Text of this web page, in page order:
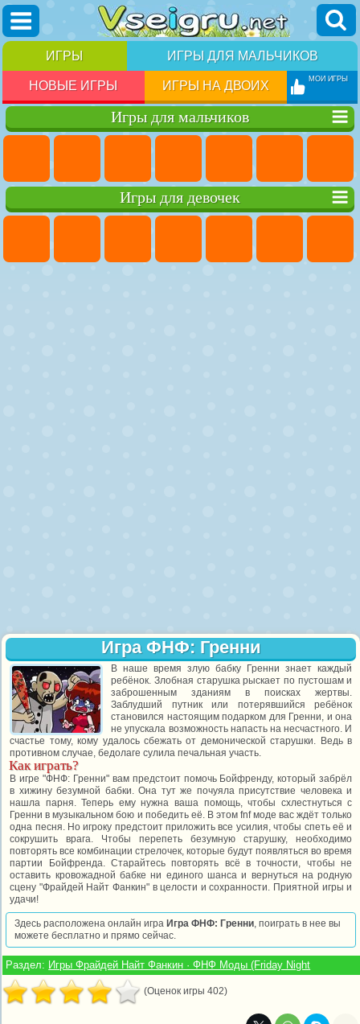
ИГРЫ ИГРЫ ДЛЯ МАЛЬЧИКОВ
НОВЫЕ ИГРЫ ИГРЫ НА ДВОИХ МОИ ИГРЫ
Игры для мальчиков
Игры для девочек
Игра ФНФ: Гренни
В наше время злую бабку Гренни знает каждый
ребёнок. Злобная старушка рыскает по пустошам и
заброшенным зданиям в поисках жертвы.
Заблудший путник или потерявшийся ребёнок
становился настоящим подарком для Гренни, и она
не упускала возможность напасть на несчастного. И
счастье тому, кому удалось сбежать от демонической старушки. Ведь в
противном случае, бедолаге сулила печальная участь.
Как играть?
В игре "ФНФ: Гренни" вам предстоит помочь Бойфренду, который забрёл
в хижину безумной бабки. Она тут же почуяла присутствие человека и
нашла парня. Теперь ему нужна ваша помощь, чтобы схлестнуться с
Гренни в музыкальном бою и победить её. В этом fnf моде вас ждёт только
одна песня. Но игроку предстоит приложить все усилия, чтобы спеть её и
сокрушить врага. Чтобы перепеть безумную старушку, необходимо
повторять все комбинации стрелочек, которые будут появляться во время
партии Бойфренда. Старайтесь повторять всё в точности, чтобы не
оставить кровожадной бабке ни единого шанса и вернуться на родную
сцену "Фрайдей Найт Фанкин" в целости и сохранности. Приятной игры и
удачи!
Здесь расположена онлайн игра Игра ФНФ: Гренни, поиграть в нее вы
можете бесплатно и прямо сейчас.
Раздел: Игры Фрайдей Найт Фанкин · ФНФ Моды (Friday Night
(Оценок игры 402)